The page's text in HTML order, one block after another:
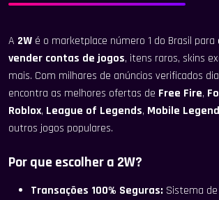
A 2W é o marketplace número 1 do Brasil para
vender contas de jogos, itens raros, skins
mais. Com milhares de anúncios verificados
encontra as melhores ofertas de Free Fire,
Roblox, League of Legends, Mobile
outros jogos populares.
Por que escolher a 2W?
Transações 100% Seguras: Sistema